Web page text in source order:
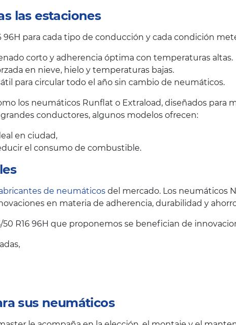
las estaciones
para cada tipo de conducción y cada condición
corto y adherencia óptima con temperaturas altas.
en nieve, hielo y temperaturas bajas.
para circular todo el año sin cambio de neumáticos.
los neumáticos Runflat o Extraload, diseñados para
conductores, algunos modelos ofrecen:
en ciudad,
el consumo de combustible.
de neumáticos del mercado. Los neumáticos
en materia de adherencia, durabilidad y
R16 96H que proponemos se benefician de
sus neumáticos